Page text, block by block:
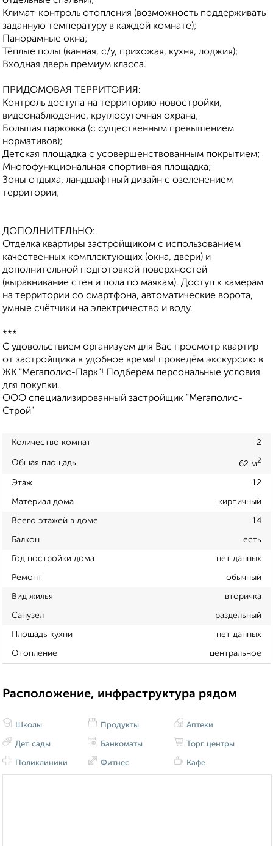
Климат-контроль отопления (возможность поддерживать
заданную температуру в каждой комнате);
Панорамные окна;
Тёплые полы (ванная, с/у, прихожая, кухня, лоджия);
Входная дверь премиум класса.
ПРИДОМОВАЯ ТЕРРИТОРИЯ:
Контроль доступа на территорию новостройки,
видеонаблюдение, круглосуточная охрана;
Большая парковка (с существенным превышением
нормативов);
Детская площадка с усовершенствованным покрытием;
Многофункциональная спортивная площадка;
Зоны отдыха, ландшафтный дизайн с озеленением
территории;
ДОПОЛНИТЕЛЬНО:
Отделка квартиры застройщиком с использованием
качественных комплектующих (окна, двери) и
дополнительной подготовкой поверхностей
(выравнивание стен и пола по маякам). Доступ к камерам
на территории со смартфона, автоматические ворота,
умные счётчики на электричество и воду.
***
С удовольствием организуем для Вас просмотр квартир
от застройщика в удобное время! проведём экскурсию в
ЖК "Мегаполис-Парк"! Подберем персональные условия
для покупки.
ООО специализированный застройщик "Мегаполис-
Строй"
Количество комнат 2
Общая площадь 62 м2
Этаж 12
Материал дома кирпичный
Всего этажей в доме 14
Балкон есть
Год постройки дома нет данных
Ремонт обычный
Вид жилья вторичка
Санузел раздельный
Площадь кухни нет данных
Отопление центральное
Расположение, инфраструктура рядом
Школы
Дет. сады
Поликлиники
Продукты
Банкоматы
Фитнес
Аптеки
Торг. центры
Кафе